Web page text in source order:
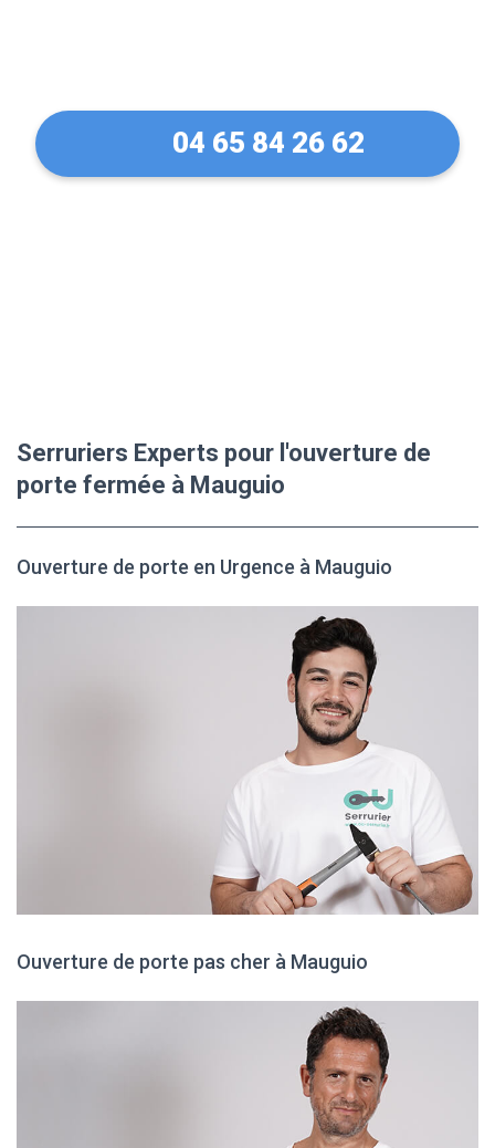
04 65 84 26 62
Serruriers Experts pour l'ouverture de
porte fermée à Mauguio
Ouverture de porte en Urgence à Mauguio
Ouverture de porte pas cher à Mauguio